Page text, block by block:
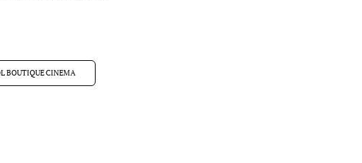
BOUTIQUE CINEMA